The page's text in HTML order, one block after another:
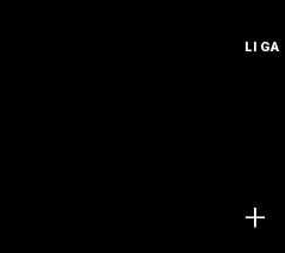
LIGA
+